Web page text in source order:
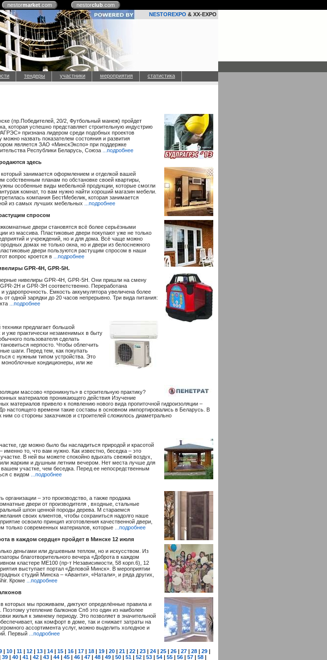
nestormarket.com nestorclub.com
NESTOREXPO & XX-EXPO
тендеры участники мероприятия статистика
(пр.Победителей, 20/2, Футбольный манеж) пройдет
которая успешно представляет строительную индустрию
признана лидером среди подобных проектов
назвать показателем состояния и развития
является ЗАО «МинскЭкспо» при поддержке
Республики Беларусь, Союза
...подробнее
здесь
занимается оформлением и отделкой вашей
собственным планам по обстановке своей квартиры,
особенные виды мебельной продукции, которые смогли
комнат, то вам нужно найти хороший магазин мебели.
компания БестМебелик, которая занимается
из самых лучших мебельных
...подробнее
спросом
двери становятся всё более серьёзными
из массива. Пластиковые двери покупают уже не только
и учреждений, но и для дома. Всё чаще можно
домах не только окна, но и двери из белоснежного
двери пользуются растущим спросом в наши
вопрос кроется в
...подробнее
GPR-4H, GPR-5H.
нивелиры GPR-4H, GPR-5H. Они пришли на смену
2H и GPR-3H соответственно. Переработана
ударопрочность. Емкость аккумулятора увеличена более
от одной зарядки до 20 часов непрерывно. Три вида питания:
...подробнее
предлагает большой
уже практически незаменимых в быту
пользователя сделать
нерпосто. Чтобы облегчить
шаги. Перед тем, как покупать
с нужным типом устройства. Это
кондиционеры, или же
массово «проникнуть» в строительную практику?
материалов проникающего действия Изучение
материалов привело к появлению нового вида пропиточной гидроизоляции –
настоящего времени такие составы в основном импортировались в Беларусь. В
со стороны заказчиков и строителей сложилось диаметрально
где можно было бы насладиться природой и красотой
то, что вам нужно. Как известно, беседка – это
В ней вы можете спокойно вдыхать свежий воздух,
жарким и душным летним вечером. Нет места лучше для
участке, чем беседка. Перед ее непосредственным
с видом
...подробнее
организации – это производство, а также продажа
двери от производителя , входные, стальные
шпон ценной породы дерева. М стараемся
своих клиентов, чтобы сохраниться надолго наше
освоило принцип изготовления качественной двери,
только современных материалов, которые
...подробнее
в каждом сердце» пройдет в Минске 12 июля
деньгами или душевным теплом, но и искусством. Из
благотворительного вечера «Доброта в каждом
кластере ME100 (пр-т Независимости, 58 корп.6), 12
выступает портал «Деловой Минск». В мероприятии
студий Минска – «Аванти», «Натали», и ряда других,
Кроме
...подробнее
которых мы проживаем, диктуют определённые правила и
утепление балконов Спб это один из наиболее
жилья к зимнему периоду. Это позволяет в значительной
как комфорт в доме, так и снижает затраты на
ассортимента услуг, можно выделить холодное и
Первый
...подробнее
| 10 | 11 | 12 | 13 | 14 | 15 | 16 | 17 | 18 | 19 | 20 | 21 | 22 | 23 | 24 | 25 | 26 | 27 | 28 | 29 |
39 | 40 | 41 | 42 | 43 | 44 | 45 | 46 | 47 | 48 | 49 | 50 | 51 | 52 | 53 | 54 | 55 | 56 | 57 | 58 |